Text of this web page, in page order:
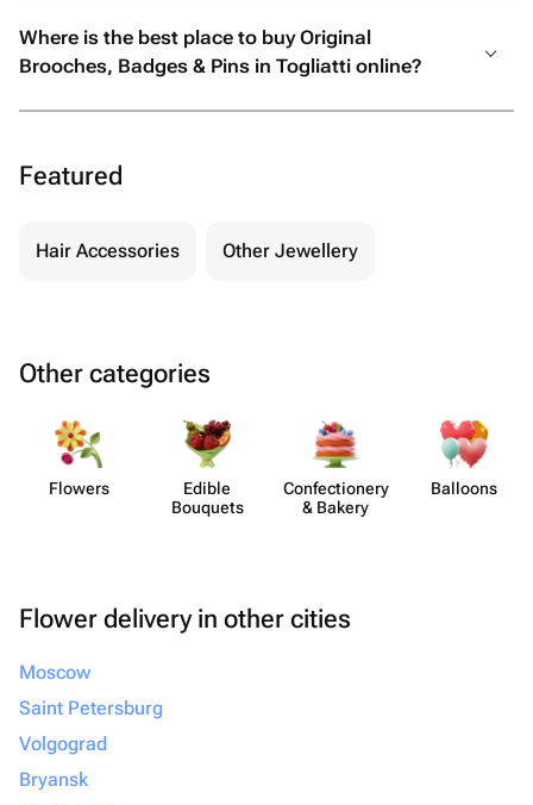
Where is the best place to buy Original
Brooches, Badges & Pins in Togliatti online?
Featured
Hair Accessories Other Jewellery
Other categories
Flowers
Edible
Bouquets
Confect​ionery
& Bakery
Balloons
Flower delivery in other cities
Moscow
Saint Petersburg
Volgograd
Bryansk